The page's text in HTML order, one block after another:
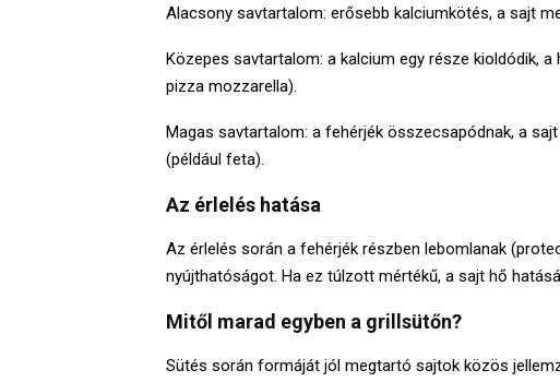
Alacsony savtartalom: erősebb kalciumkötés, a sajt
Közepes savtartalom: a kalcium egy része kioldódik,
pizza mozzarella).
Magas savtartalom: a fehérjék összecsapódnak, a
(például feta).
Az érlelés hatása
Az érlelés során a fehérjék részben lebomlanak
nyújthatóságot. Ha ez túlzott mértékű, a sajt hő
Mitől marad egyben a grillsütőn?
Sütés során formáját jól megtartó sajtok közös